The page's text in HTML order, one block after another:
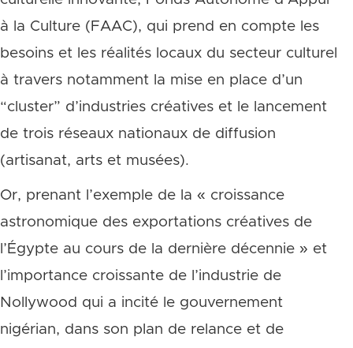
à la Culture (FAAC), qui prend en compte les
besoins et les réalités locaux du secteur culturel
à travers notamment la mise en place d’un
“cluster” d’industries créatives et le lancement
de trois réseaux nationaux de diffusion
(artisanat, arts et musées).
Or, prenant l’exemple de la « croissance
astronomique des exportations créatives de
l’Égypte au cours de la dernière décennie » et
l’importance croissante de l’industrie de
Nollywood qui a incité le gouvernement
nigérian, dans son plan de relance et de